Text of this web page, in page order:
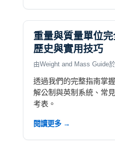
重量與質量單位
歷史與實用技巧
由Weight and Mass Guide
透過我們的完整指南掌
解公制與英制系統、常
考表。
閱讀更多 →